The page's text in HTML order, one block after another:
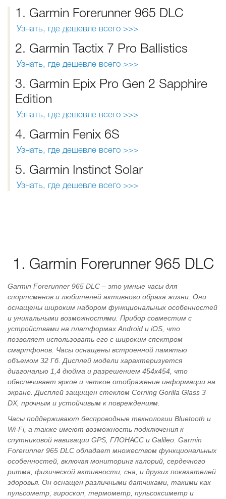
1. Garmin Forerunner 965 DLC
Узнать, где дешевле всего >>>
2. Garmin Tactix 7 Pro Ballistics
Узнать, где дешевле всего >>>
3. Garmin Epix Pro Gen 2 Sapphire
Edition
Узнать, где дешевле всего >>>
4. Garmin Fenix 6S
Узнать, где дешевле всего >>>
5. Garmin Instinct Solar
Узнать, где дешевле всего >>>
1. Garmin Forerunner 965 DLC
Garmin Forerunner 965 DLC – это умные часы для
спортсменов и любителей активного образа жизни. Они
оснащены широким набором функциональных особенностей
и уникальными возможностями. Прибор совместим с
устройствами на платформах Android и iOS, что
позволяет использовать его с широким спектром
смартфонов. Часы оснащены встроенной памятью
объемом 32 Гб. Дисплей модели характеризуется
диагональю 1,4 дюйма и разрешением 454x454, что
обеспечивает яркое и четкое отображение информации на
экране. Дисплей защищен стеклом Corning Gorilla Glass 3
DX, прочным и устойчивым к повреждениям.
Часы поддерживают беспроводные технологии Bluetooth и
Wi-Fi, а также имеют возможность подключения к
спутниковой навигации GPS, ГЛОНАСС и Galileo. Garmin
Forerunner 965 DLC обладает множеством функциональных
особенностей, включая мониторинг калорий, сердечного
ритма, физической активности, сна, и других показателей
здоровья. Он оснащен различными датчиками, такими как
пульсометр, гироскоп, термометр, пульсоксиметр и